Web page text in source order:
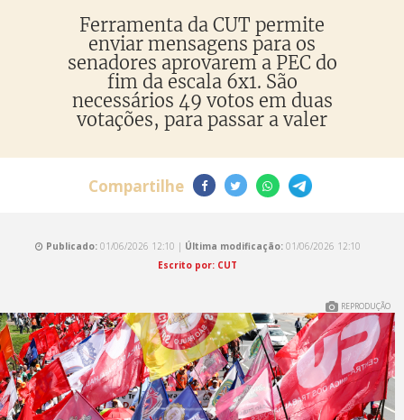
Ferramenta da CUT permite
enviar mensagens para os
senadores aprovarem a PEC do
fim da escala 6x1. São
necessários 49 votos em duas
votações, para passar a valer
Compartilhe
Publicado: 01/06/2026 12:10 | Última modificação: 01/06/2026 12:10
Escrito por: CUT
REPRODUÇÃO